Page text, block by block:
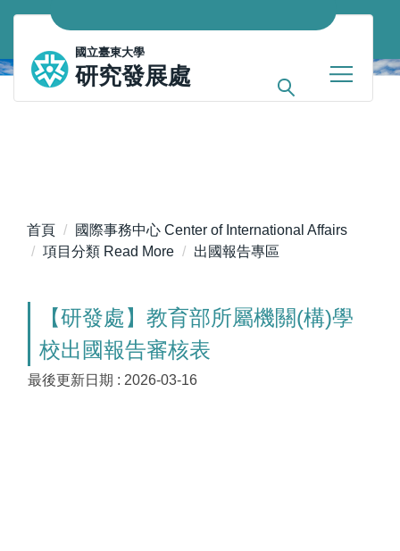
跳
主
要
內
國立臺東大學
研究發展處
首頁
國際事務中心 Center of International Affairs
項目分類 Read More
出國報告專區
【研發處】教育部所屬機關(構)學
校出國報告審核表
最後更新日期 : 2026-03-16